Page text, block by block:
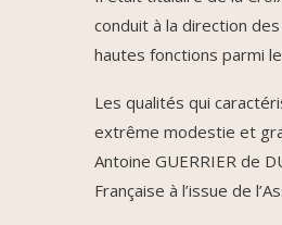
conduit à la direction
hautes fonctions parmi
Les qualités qui
extrême modestie et
Antoine GUERRIER de
Française à l’issue de